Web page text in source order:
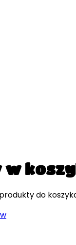
do